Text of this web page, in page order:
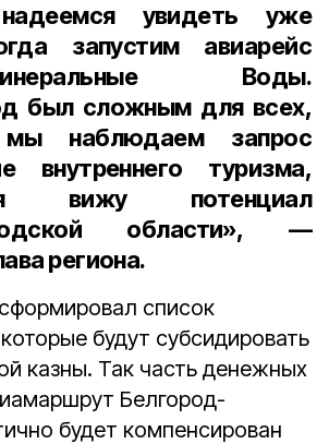
надеемся увидеть уже
запустим авиарейс
Минеральные Воды.
был сложным для всех,
наблюдаем запрос
внутреннего туризма,
вижу потенциал
области», —
региона.
список
будут субсидировать
казны. Так часть денежных
Белгород-
будет компенсирован